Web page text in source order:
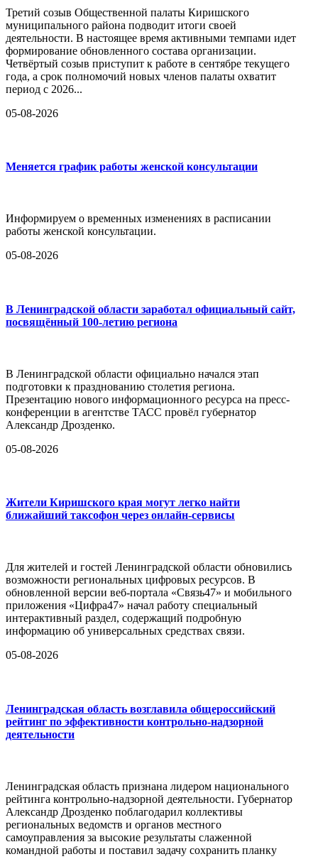
Третий созыв Общественной палаты Киришского
муниципального района подводит итоги своей
деятельности. В настоящее время активными темпами идет
формирование обновленного состава организации.
Четвёртый созыв приступит к работе в сентябре текущего
года, а срок полномочий новых членов палаты охватит
период с 2026...
05-08-2026
Меняется график работы женской консультации
Информируем о временных изменениях в расписании
работы женской консультации.
05-08-2026
В Ленинградской области заработал официальный сайт,
посвящённый 100-летию региона
В Ленинградской области официально начался этап
подготовки к празднованию столетия региона.
Презентацию нового информационного ресурса на пресс-
конференции в агентстве ТАСС провёл губернатор
Александр Дрозденко.
05-08-2026
Жители Киришского края могут легко найти
ближайший таксофон через онлайн-сервисы
Для жителей и гостей Ленинградской области обновились
возможности региональных цифровых ресурсов. В
обновленной версии веб-портала «Связь47» и мобильного
приложения «Цифра47» начал работу специальный
интерактивный раздел, содержащий подробную
информацию об универсальных средствах связи.
05-08-2026
Ленинградская область возглавила общероссийский
рейтинг по эффективности контрольно-надзорной
деятельности
Ленинградская область признана лидером национального
рейтинга контрольно-надзорной деятельности. Губернатор
Александр Дрозденко поблагодарил коллективы
региональных ведомств и органов местного
самоуправления за высокие результаты слаженной
командной работы и поставил задачу сохранить планку